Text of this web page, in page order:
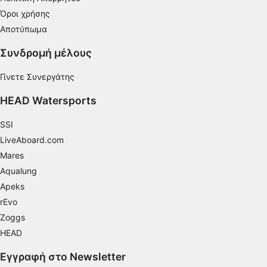
Όροι χρήσης
Αποτύπωμα
Συνδρομή μέλους
Γίνετε Συνεργάτης
HEAD Watersports
SSI
LiveAboard.com
Mares
Aqualung
Apeks
rEvo
Zoggs
HEAD
Εγγραφή στο Newsletter
Δημιουργία προφίλ για εξατομίκευση
περιεχομένου
Χρήση προφίλ για επιλογή εξατομικευμένου
περιεχομένου
Κατανόηση του κοινού μέσω στατιστικών
στοιχείων ή συνδυασμών δεδομένων από
διαφορετικές πηγές
επιλογή περιεχομένου
Ειδικά χαρακτηριστικά IAB:
Χρήση επακριβών δεδομένων
γεωεντοπισμού